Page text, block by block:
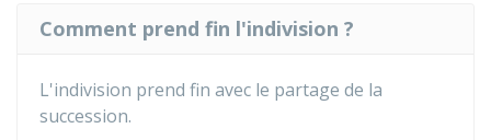
Comment prend fin l'indivision ?
L'indivision prend fin avec le partage de la
succession.